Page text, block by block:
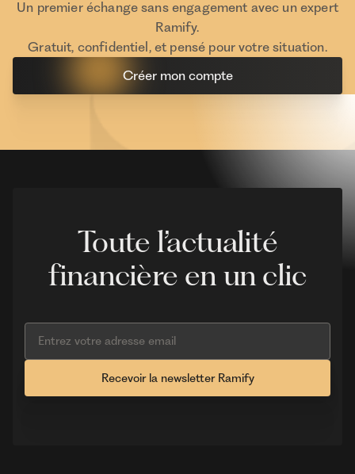
Un premier échange sans engagement avec un expert
Ramify.
Gratuit, confidentiel, et pensé pour votre situation.
Créer mon compte
Toute l’actualité
financière en un clic